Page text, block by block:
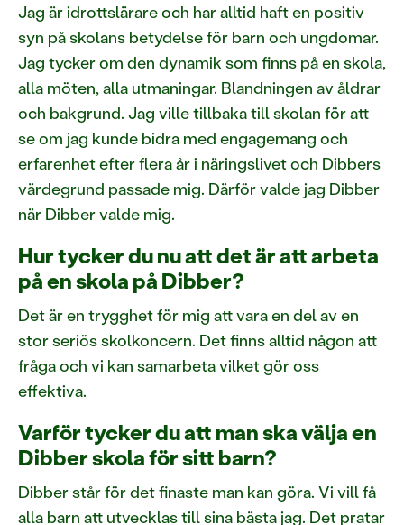
Jag är idrottslärare och har alltid haft en positiv
syn på skolans betydelse för barn och ungdomar.
Jag tycker om den dynamik som finns på en skola,
alla möten, alla utmaningar. Blandningen av åldrar
och bakgrund. Jag ville tillbaka till skolan för att
se om jag kunde bidra med engagemang och
erfarenhet efter flera år i näringslivet och Dibbers
värdegrund passade mig. Därför valde jag Dibber
när Dibber valde mig.
Hur tycker du nu att det är att arbeta
på en skola på Dibber?
Det är en trygghet för mig att vara en del av en
stor seriös skolkoncern. Det finns alltid någon att
fråga och vi kan samarbeta vilket gör oss
effektiva.
Varför tycker du att man ska välja en
Dibber skola för sitt barn?
Dibber står för det finaste man kan göra. Vi vill få
alla barn att utvecklas till sina bästa jag. Det pratar